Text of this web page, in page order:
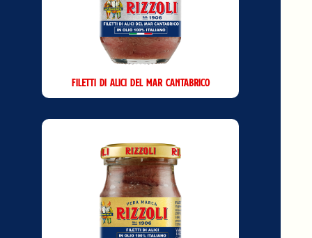
Filetti di Alici del Mar Cantabrico